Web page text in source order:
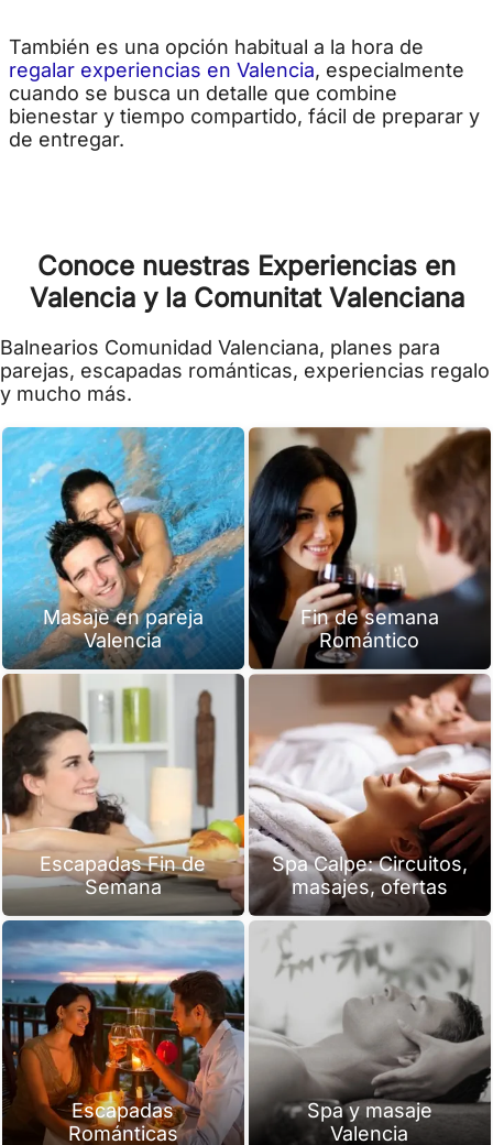
También es una opción habitual a la hora de
regalar experiencias en Valencia, especialmente
cuando se busca un detalle que combine
bienestar y tiempo compartido, fácil de preparar y
de entregar.
Conoce nuestras Experiencias en
Valencia y la Comunitat Valenciana
Balnearios Comunidad Valenciana, planes para
parejas, escapadas románticas, experiencias regalo
y mucho más.
Masaje en pareja
Valencia
Fin de semana
Romántico
Escapadas Fin de
Semana
Spa Calpe: Circuitos,
masajes, ofertas
Escapadas
Románticas
Spa y masaje
Valencia